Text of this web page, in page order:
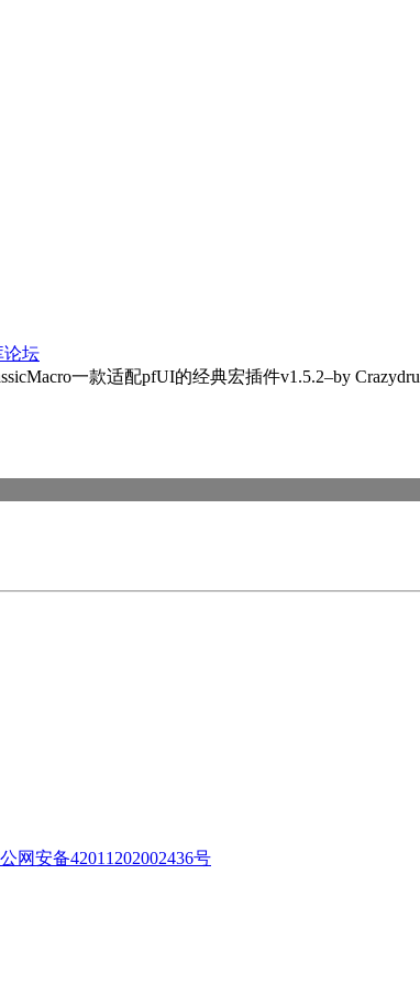
论坛
一款适配pfUI的经典宏插件v1.5.2–by Crazydru
网安备42011202002436号